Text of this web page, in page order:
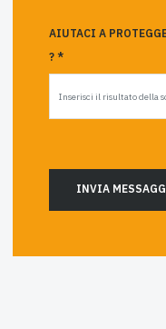
AIUTACI A
? *
INVIA